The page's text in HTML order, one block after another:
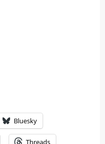
Bluesky
Threads